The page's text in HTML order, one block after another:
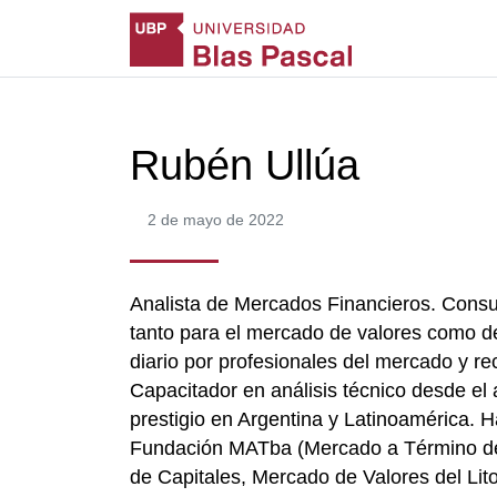
Rubén Ullúa
2 de mayo de 2022
Analista de Mercados Financieros.
tanto para el mercado de valores como
diario por profesionales del mercado y
Capacitador en análisis técnico desde
prestigio en Argentina y Latinoamérica.
Fundación MATba (Mercado a Término
de Capitales, Mercado de Valores del